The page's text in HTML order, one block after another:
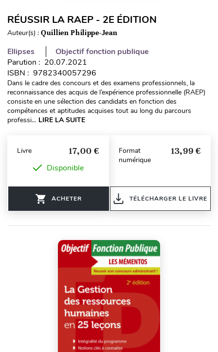
RÉUSSIR LA RAEP - 2E ÉDITION
Auteur(s) : Quillien Philippe-Jean
Ellipses
Objectif fonction publique
Parution : 20.07.2021
ISBN : 9782340057296
Dans le cadre des concours et des examens professionnels, la
reconnaissance des acquis de l’expérience professionnelle (RAEP)
consiste en une sélection des candidats en fonction des
compétences et aptitudes acquises tout au long du parcours
professi... LIRE LA SUITE
Livre 17,00 €
Disponible
ACHETER
Format
numérique
13,99 €
TÉLÉCHARGER LE LIVRE